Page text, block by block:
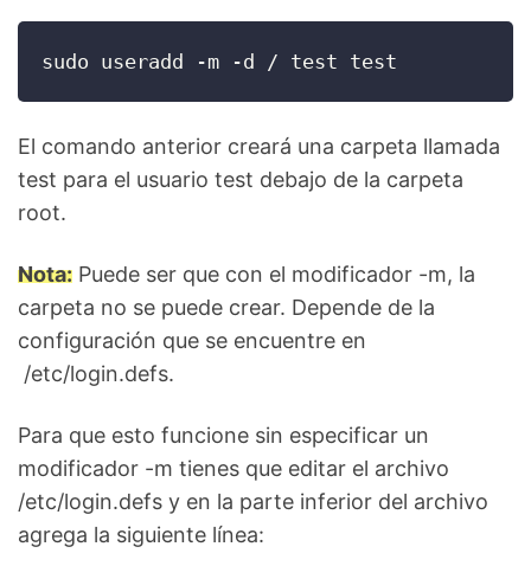
sudo useradd -m -d / test test
El comando anterior creará una carpeta llamada
test para el usuario test debajo de la carpeta
root.
Nota: Puede ser que con el modificador -m, la
carpeta no se puede crear. Depende de la
configuración que se encuentre en
/etc/login.defs.
Para que esto funcione sin especificar un
modificador -m tienes que editar el archivo
/etc/login.defs y en la parte inferior del archivo
agrega la siguiente línea: